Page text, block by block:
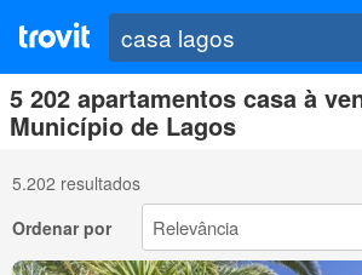
5 202 apartamentos casa à
Município de Lagos
5.202 resultados
Ordenar por